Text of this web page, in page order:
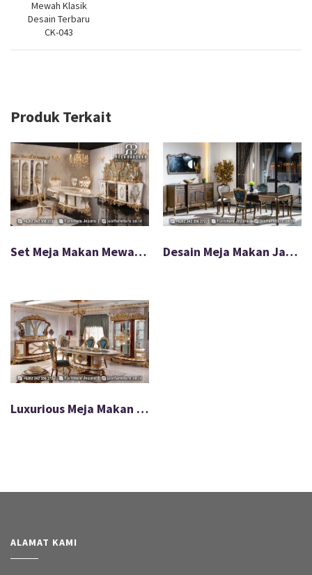
Mewah Klasik
Desain Terbaru
CK-043
Produk Terkait
Set Meja Makan Mewah Ivory Gold Royal Carving FS-039 Desain Meja Makan Jati Mewah Klasik Timeless FS-073
Luxurious Meja Makan Mewah Royal Gold Furnish FS-026
ALAMAT KAMI